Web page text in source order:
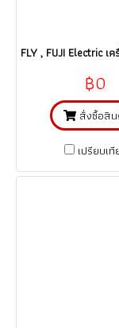
FLY , FUJI Electric
฿0
สั่งซื้อสิน
เปรียบเ